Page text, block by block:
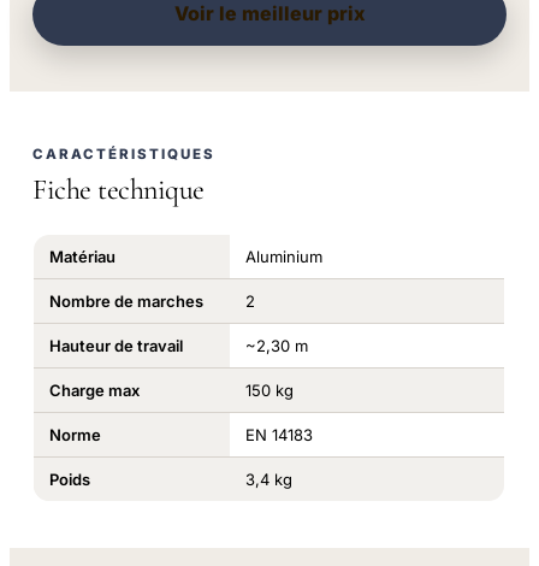
Voir le meilleur prix
CARACTÉRISTIQUES
Fiche technique
Matériau Aluminium
Nombre de marches 2
Hauteur de travail ~2,30 m
Charge max 150 kg
Norme EN 14183
Poids 3,4 kg